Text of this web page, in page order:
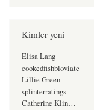
Kimler yeni
Elisa Lang
cookedfishbloviate
Lillie Green
splinterratings
Catherine Klin…